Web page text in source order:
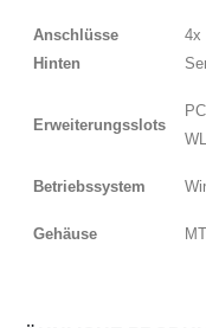
Anschlüsse
Hinten
4x
Erweiterungsslots
Betriebssystem
Gehäuse MT